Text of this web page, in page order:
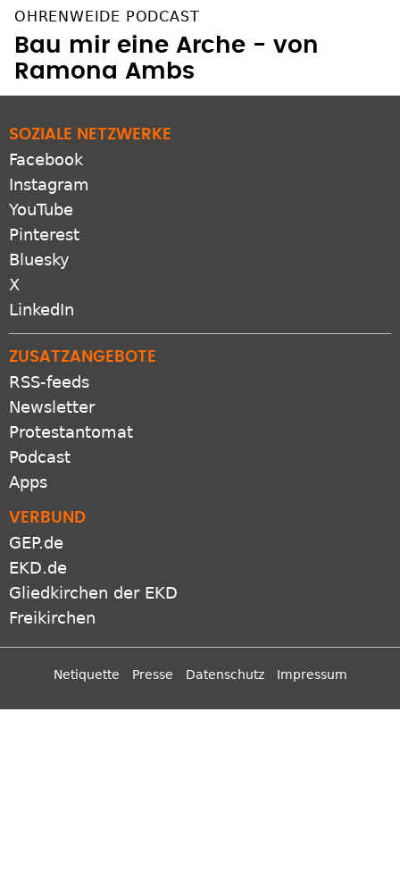
Bau mir eine Arche - von
Ramona Ambs
Facebook
Instagram
YouTube
Pinterest
Bluesky
X
LinkedIn
RSS-feeds
Newsletter
Protestantomat
Podcast
Apps
VERBUND
GEP.de
EKD.de
Gliedkirchen der EKD
Freikirchen